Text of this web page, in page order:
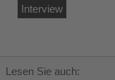
Interview
Lesen Sie auch: